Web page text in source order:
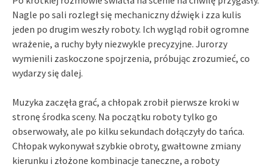
Nagle po sali rozległ się mechaniczny dźwięk i zza kulis
jeden po drugim weszły roboty. Ich wygląd robił ogromne
wrażenie, a ruchy były niezwykle precyzyjne. Jurorzy
wymienili zaskoczone spojrzenia, próbując zrozumieć, co
wydarzy się dalej.
Muzyka zaczęła grać, a chłopak zrobił pierwsze kroki w
stronę środka sceny. Na początku roboty tylko go
obserwowały, ale po kilku sekundach dołączyły do tańca.
Chłopak wykonywał szybkie obroty, gwałtowne zmiany
kierunku i złożone kombinacje taneczne, a roboty